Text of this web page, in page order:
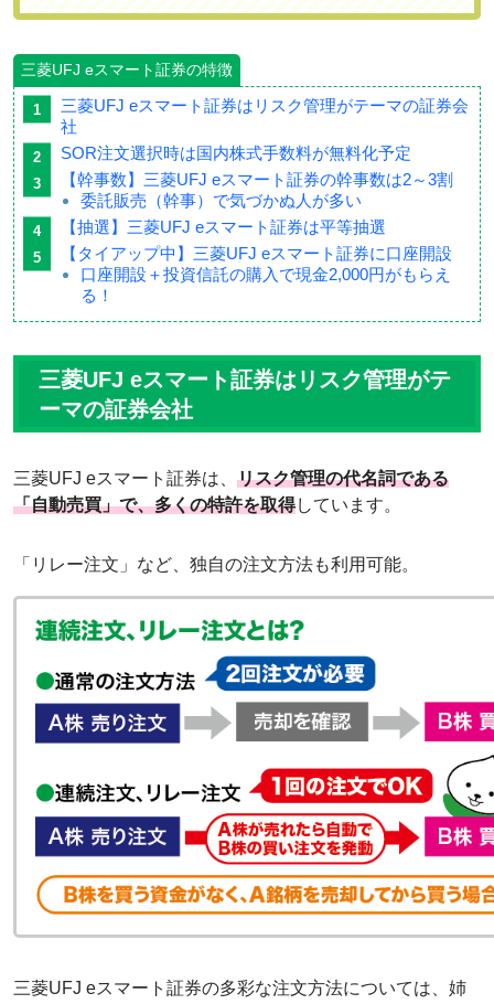
三菱UFJ eスマート証券の特徴
三菱UFJ eスマート証券はリスク管理がテーマの証券会
社
SOR注文選択時は国内株式手数料が無料化予定
【幹事数】三菱UFJ eスマート証券の幹事数は2～3割
委託販売（幹事）で気づかぬ人が多い
【抽選】三菱UFJ eスマート証券は平等抽選
【タイアップ中】三菱UFJ eスマート証券に口座開設
口座開設＋投資信託の購入で現金2,000円がもらえ
る！
三菱UFJ eスマート証券はリスク管理がテ
ーマの証券会社
三菱UFJ eスマート証券は、 リスク管理の代名詞である
「自動売買」で、多くの特許を取得しています。
「リレー注文」など、独自の注文方法も利用可能。
三菱UFJ eスマート証券の多彩な注文方法については、姉